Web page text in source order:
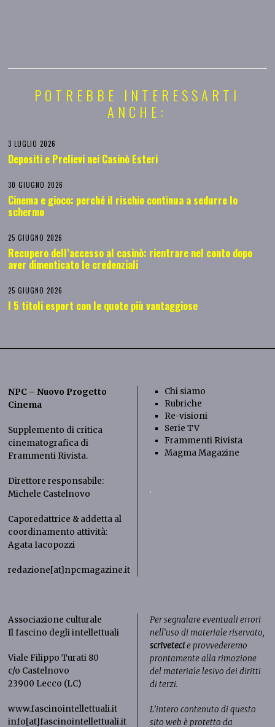
POTREBBE INTERESSARTI
ANCHE:
3 LUGLIO 2026
Depositi e Prelievi nei Casinò Esteri
30 GIUGNO 2026
Cinema e gioco: perché il rischio continua a sedurre lo
schermo
25 GIUGNO 2026
Recupero dell’accesso al casinò: rientrare nel conto dopo
aver dimenticato le credenziali
25 GIUGNO 2026
I 5 titoli esport con le quote più vantaggiose
NPC – Nuovo Progetto
Cinema
Supplemento di critica
cinematografica di
Frammenti Rivista.
Direttore responsabile:
Michele Castelnovo
Caporedattrice & addetta al
coordinamento attività:
Agata Iacopozzi
redazione[at]npcmagazine.it
Chi siamo
Rubriche
Re-visioni
Serie TV
Frammenti Rivista
Magma Magazine
Associazione culturale
Il fascino degli intellettuali
Viale Filippo Turati 80
c/o Castelnovo
23900 Lecco (LC)
www.fascinointellettuali.it
info[at]fascinointellettuali.it
Per segnalare eventuali errori
nell’uso di materiale riservato,
scrivetecie provvederemo
prontamente alla rimozione
del materiale lesivo dei diritti
di terzi.
L’intero contenuto di questo
sito web è protetto da